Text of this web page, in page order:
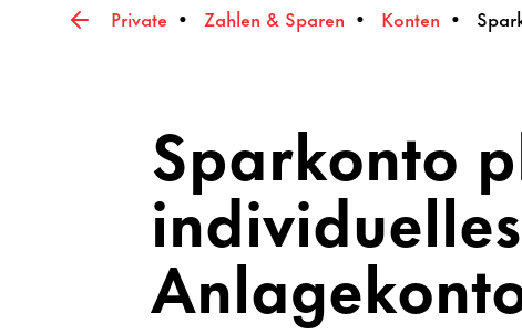
Private Zahlen & Sparen Konten
Sparkonto
individuelles